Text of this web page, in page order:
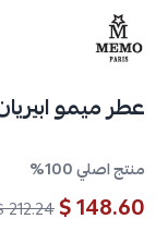
عطر ميمو ابيريان
منتج اصلي 100%
148.60 $
212.24 $